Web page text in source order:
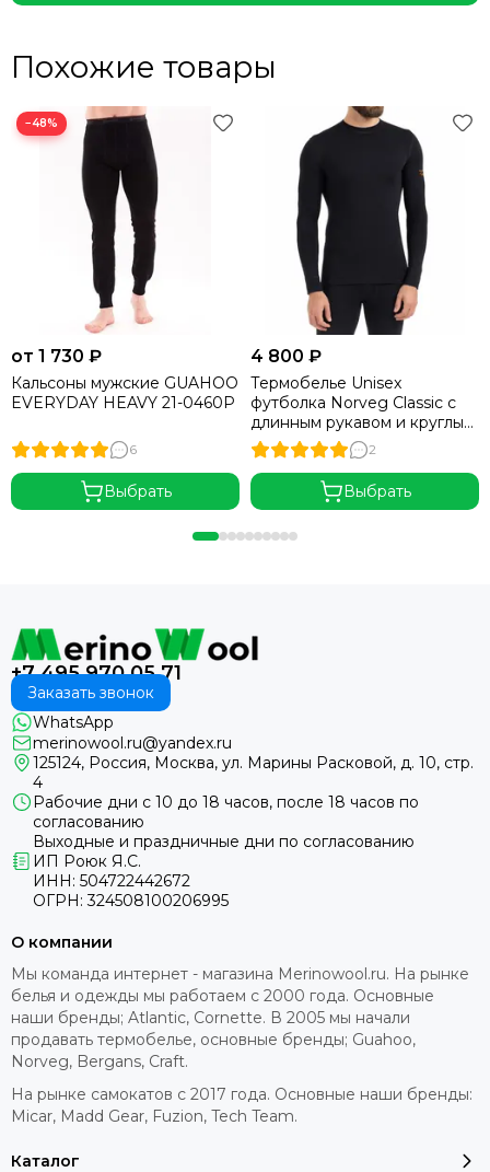
Похожие товары
−48%
от 1 730 ₽
Кальсоны мужские GUAHOO
EVERYDAY HEAVY 21-0460P
6
Выбрать
4 800 ₽
Термобелье Unisex
футболка Norveg Classic с
длинным рукавом и круглым
воротом UNISEX (3U1RL)
2
Выбрать
+7 495 970 05 71
Заказать звонок
WhatsApp
merinowool.ru@yandex.ru
125124, Россия, Москва, ул. Марины Расковой, д. 10, стр.
4
Рабочие дни с 10 до 18 часов, после 18 часов по
согласованию
Выходные и праздничные дни по согласованию
ИП Роюк Я.С.
ИНН: 504722442672
ОГРН: 324508100206995
Каталог
О компании
Мы команда интернет - магазина Merinowool.ru. На рынке
белья и одежды мы работаем с 2000 года. Основные
наши бренды; Atlantic, Cornette. В 2005 мы начали
продавать термобелье, основные бренды; Guahoo,
Norveg, Bergans, Craft.
На рынке самокатов с 2017 года. Основные наши бренды:
Micar, Madd Gear, Fuzion, Tech Team.